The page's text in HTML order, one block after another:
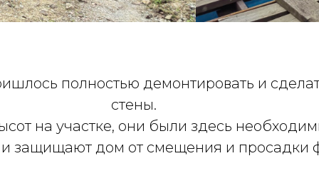
полностью демонтировать и
стены.
на участке, они были здесь
защищают дом от смещения и просадки